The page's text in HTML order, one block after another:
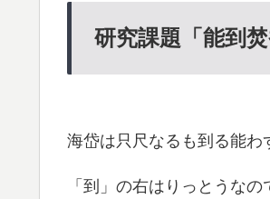
研究課題「能到
海岱は只尺なるも到る能わ
「到」の右はりっとうな